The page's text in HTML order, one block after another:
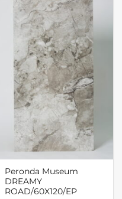
Peronda Museum
DREAMY
ROAD/60X120/EP